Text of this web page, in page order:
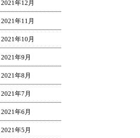
2021年12月
2021年11月
2021年10月
2021年9月
2021年8月
2021年7月
2021年6月
2021年5月